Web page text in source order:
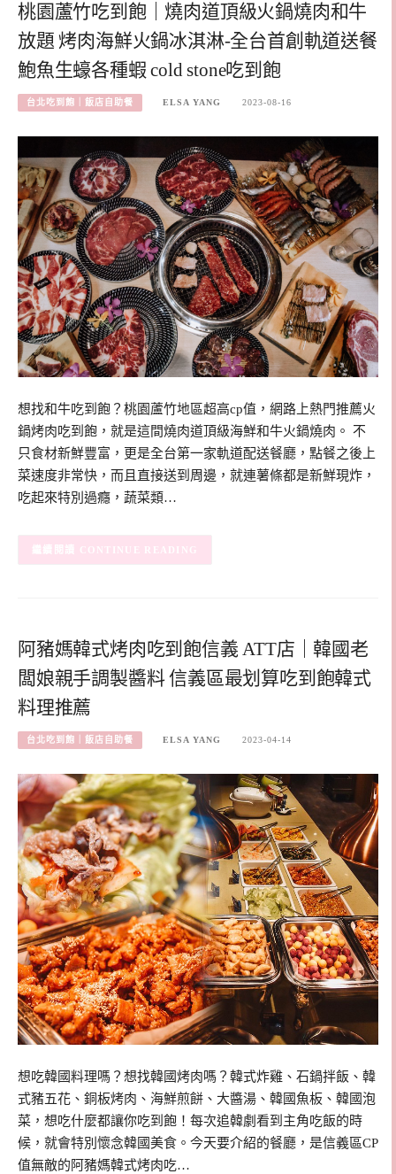
桃園蘆竹吃到飽｜燒肉道頂級火鍋燒肉和牛
放題 烤肉海鮮火鍋冰淇淋-全台首創軌道送餐
鮑魚生蠔各種蝦 cold stone吃到飽
台北吃到飽｜飯店自助餐 ELSA YANG 2023-08-16
想找和牛吃到飽？桃園蘆竹地區超高cp值，網路上熱門推薦火
鍋烤肉吃到飽，就是這間燒肉道頂級海鮮和牛火鍋燒肉。 不
只食材新鮮豐富，更是全台第一家軌道配送餐廳，點餐之後上
菜速度非常快，而且直接送到周邊，就連薯條都是新鮮現炸，
吃起來特別過癮，蔬菜類…
CONTINUE READING
阿豬媽韓式烤肉吃到飽信義 ATT店｜韓國老
闆娘親手調製醬料 信義區最划算吃到飽韓式
料理推薦
台北吃到飽｜飯店自助餐 ELSA YANG 2023-04-14
想吃韓國料理嗎？想找韓國烤肉嗎？韓式炸雞、石鍋拌飯、韓
式豬五花、銅板烤肉、海鮮煎餅、大醬湯、韓國魚板、韓國泡
菜，想吃什麼都讓你吃到飽！每次追韓劇看到主角吃飯的時
候，就會特別懷念韓國美食。今天要介紹的餐廳，是信義區CP
值無敵的阿豬媽韓式烤肉吃…